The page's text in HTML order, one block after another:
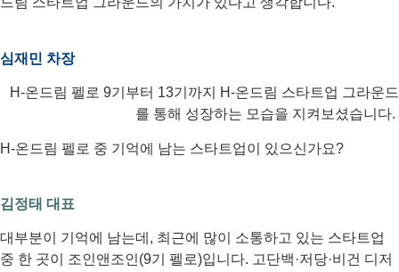
심재민 차장
H-온드림 펠로 9기부터 13기까지 H-온드림 스타트업 그라운드
를 통해 성장하는 모습을 지켜보셨습니다.
H-온드림 펠로 중 기억에 남는 스타트업이 있으신가요?
김정태 대표
대부분이 기억에 남는데, 최근에 많이 소통하고 있는 스타트업
중 한 곳이 조인앤조인(9기 펠로)입니다. 고단백·저당·비건 디저